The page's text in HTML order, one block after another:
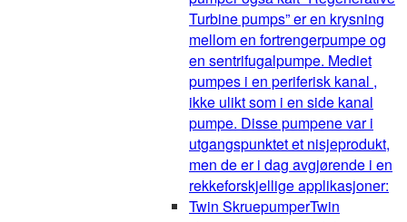
Turbine pumps” er en krysning
mellom en fortrengerpumpe og
en sentrifugalpumpe. Mediet
pumpes i en periferisk kanal ,
ikke ulikt som i en side kanal
pumpe. Disse pumpene var i
utgangspunktet et nisjeprodukt,
men de er i dag avgjørende i en
rekkeforskjellige applikasjoner:
Twin SkruepumperTwin